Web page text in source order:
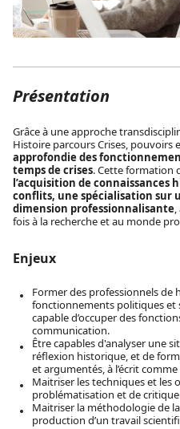
Présentation
Grâce à une approche
Histoire parcours Crises, pouvoirs
approfondie des
temps de crises. Cette formation
l’acquisition de connaissances
conflits, une spécialisation sur
dimension professionnalisante
fois à la recherche et au monde
Enjeux
Former des professionnels de
fonctionnements politiques et
capable d’occuper des
communication.
Être capables d'analyser une
réflexion historique, et de
et argumentés, à l’écrit comme
Maitriser les techniques et les
problématisation et de
Maitriser la méthodologie de
production d’un travail